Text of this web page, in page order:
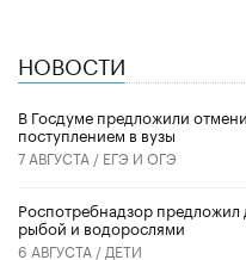
НОВОСТИ
В Госдуме предложили
поступлением в вузы
7 АВГУСТА / ЕГЭ И ОГЭ
Роспотребнадзор
рыбой и водорослями
6 АВГУСТА / ДЕТИ